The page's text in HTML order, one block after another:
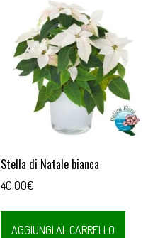
Stella di Natale bianca
40,00€
AGGIUNGI AL CARRELLO